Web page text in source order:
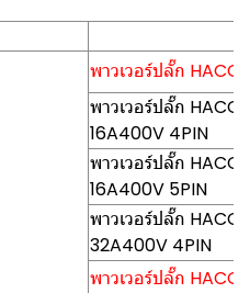
พาวเวอร์ปลั๊ก
พาวเวอร์ปลั๊ก
16A400V 4PIN
พาวเวอร์ปลั๊ก
16A400V 5PIN
พาวเวอร์ปลั๊ก
32A400V 4PIN
พาวเวอร์ปลั๊ก